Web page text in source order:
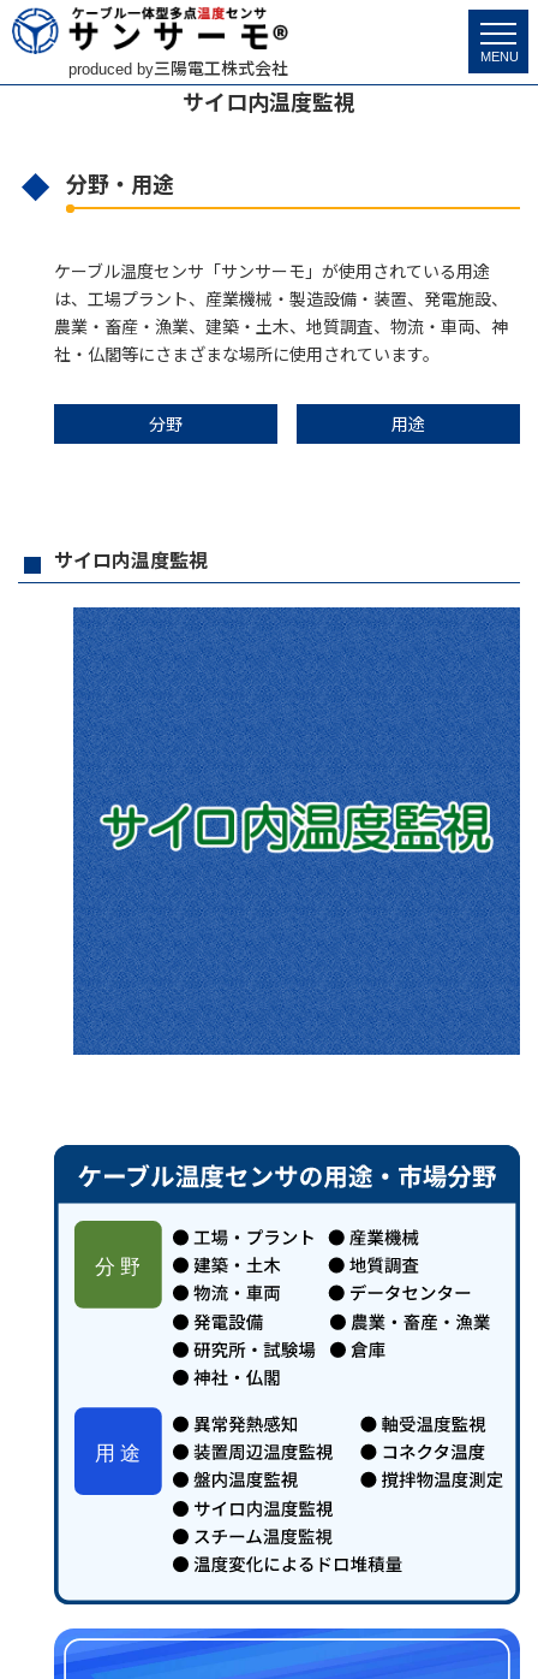
MENU
produced by三陽電工株式会社
サンサーモ> 市場分野・用途>サイロ内温度監視
サイロ内温度監視
分野・用途
ケーブル温度センサ「サンサーモ」が使用されている用途
は、工場プラント、産業機械・製造設備・装置、発電施設、
農業・畜産・漁業、建築・土木、地質調査、物流・車両、神
社・仏閣等にさまざまな場所に使用されています。
分野 用途
サイロ内温度監視